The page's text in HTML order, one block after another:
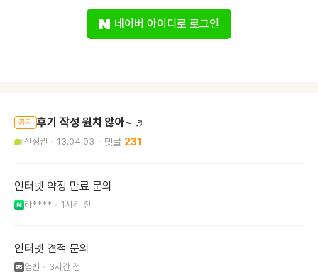
네이버 아이디로 로그인
공지 후기 작성 원치 않아~ ♬
신정권 13.04.03 231
인터넷 약정 만료 문의
라**** 1시간 전
인터넷 견적 문의
엄빈 3시간 전